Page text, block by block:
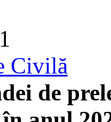
Civilă
de